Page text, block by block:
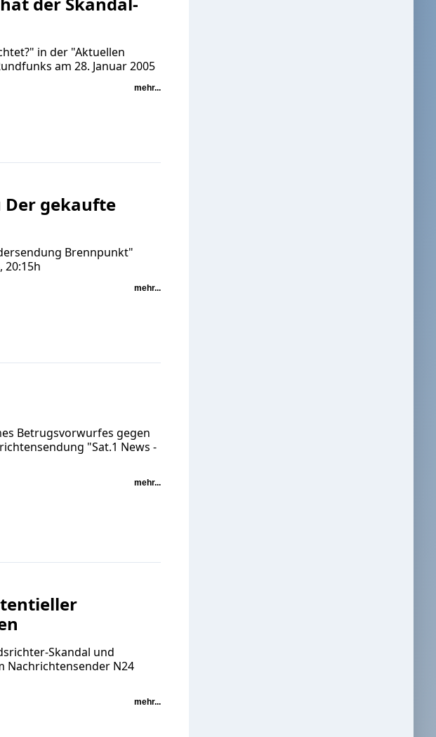
in der "Aktuellen
am 28. Januar 2005
mehr...
gekaufte
Brennpunkt"
20:15h
mehr...
Betrugsvorwurfes gegen
"Sat.1 News -
mehr...
Skandal und
Nachrichtensender N24
mehr...